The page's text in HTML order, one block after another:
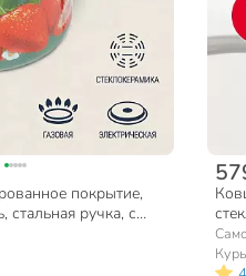
покрытие,
стальная ручка, с
1с43с, в